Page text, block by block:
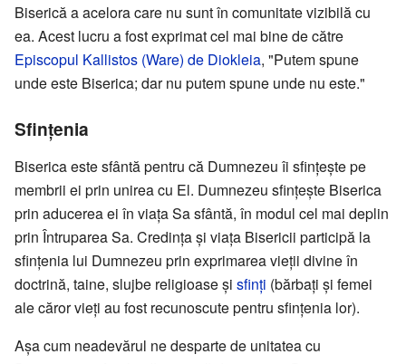
Biserică a acelora care nu sunt în comunitate vizibilă cu
ea. Acest lucru a fost exprimat cel mai bine de către
Episcopul Kallistos (Ware) de Diokleia, "Putem spune
unde este Biserica; dar nu putem spune unde nu este."
Sfințenia
Biserica este sfântă pentru că Dumnezeu îi sfințește pe
membrii ei prin unirea cu El. Dumnezeu sfințește Biserica
prin aducerea ei în viața Sa sfântă, în modul cel mai deplin
prin Întruparea Sa. Credința și viața Bisericii participă la
sfințenia lui Dumnezeu prin exprimarea vieții divine în
doctrină, taine, slujbe religioase și sfinți (bărbați și femei
ale căror vieți au fost recunoscute pentru sfințenia lor).
Așa cum neadevărul ne desparte de unitatea cu